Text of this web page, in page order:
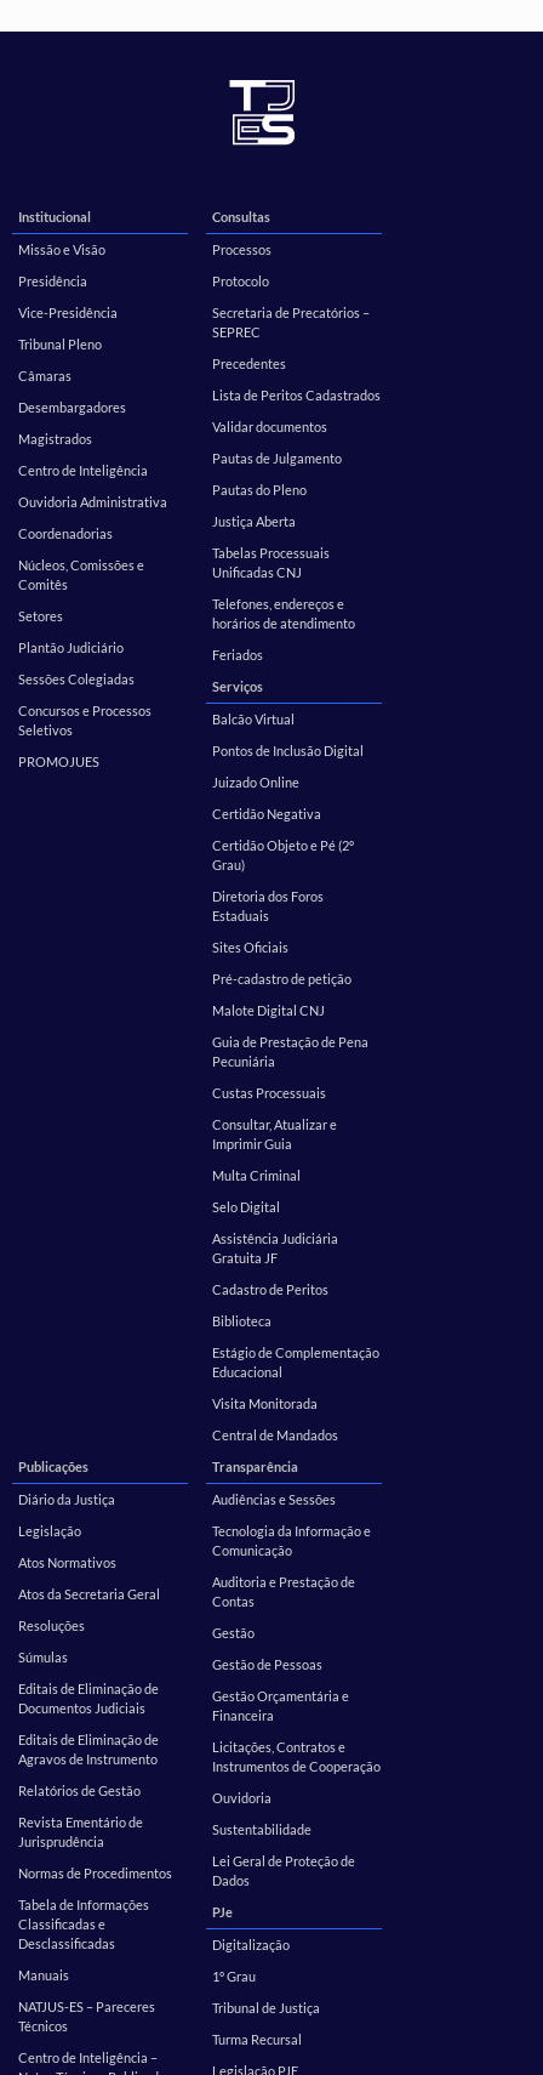
Institucional
Missão e Visão
Presidência
Vice-Presidência
Tribunal Pleno
Câmaras
Desembargadores
Magistrados
Centro de Inteligência
Ouvidoria Administrativa
Coordenadorias
Núcleos, Comissões e
Comitês
Setores
Plantão Judiciário
Sessões Colegiadas
Concursos e Processos
Seletivos
PROMOJUES
Consultas
Processos
Protocolo
Secretaria de Precatórios –
SEPREC
Precedentes
Lista de Peritos Cadastrados
Validar documentos
Pautas de Julgamento
Pautas do Pleno
Justiça Aberta
Tabelas Processuais
Unificadas CNJ
Telefones, endereços e
horários de atendimento
Feriados
Serviços
Balcão Virtual
Pontos de Inclusão Digital
Juizado Online
Certidão Negativa
Certidão Objeto e Pé (2º
Grau)
Diretoria dos Foros
Estaduais
Sites Oficiais
Pré-cadastro de petição
Malote Digital CNJ
Guia de Prestação de Pena
Pecuniária
Custas Processuais
Consultar, Atualizar e
Imprimir Guia
Multa Criminal
Selo Digital
Assistência Judiciária
Gratuita JF
Cadastro de Peritos
Biblioteca
Estágio de Complementação
Educacional
Visita Monitorada
Central de Mandados
Publicações
Diário da Justiça
Legislação
Atos Normativos
Atos da Secretaria Geral
Resoluções
Súmulas
Editais de Eliminação de
Documentos Judiciais
Editais de Eliminação de
Agravos de Instrumento
Relatórios de Gestão
Revista Ementário de
Jurisprudência
Normas de Procedimentos
Tabela de Informações
Classificadas e
Desclassificadas
Manuais
NATJUS-ES – Pareceres
Técnicos
Centro de Inteligência –
Transparência
Audiências e Sessões
Tecnologia da Informação e
Comunicação
Auditoria e Prestação de
Contas
Gestão
Gestão de Pessoas
Gestão Orçamentária e
Financeira
Licitações, Contratos e
Instrumentos de Cooperação
Ouvidoria
Sustentabilidade
Lei Geral de Proteção de
Dados
PJe
Digitalização
1º Grau
Tribunal de Justiça
Turma Recursal
Legislação PJE